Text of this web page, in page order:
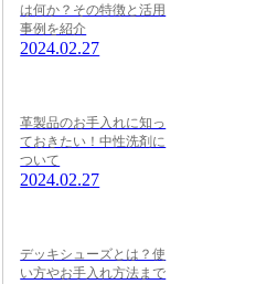
は何か？その特徴と活用
事例を紹介
2024.02.27
革製品のお手入れに知っ
ておきたい！中性洗剤に
ついて
2024.02.27
デッキシューズとは？使
い方やお手入れ方法まで